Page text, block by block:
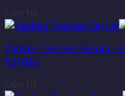
Yanhee Teezeer Serum –
hói đầu